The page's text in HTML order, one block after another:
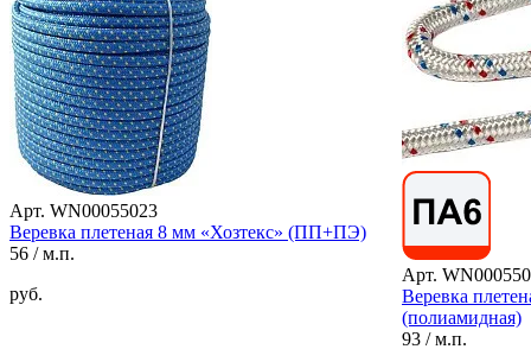
Арт. WN00055023
Веревка плетеная 8 мм «Хозтекс» (ПП+ПЭ)
56 / м.п.
руб.
Арт.
Веревка
(полиамидная)
93 / м.п.